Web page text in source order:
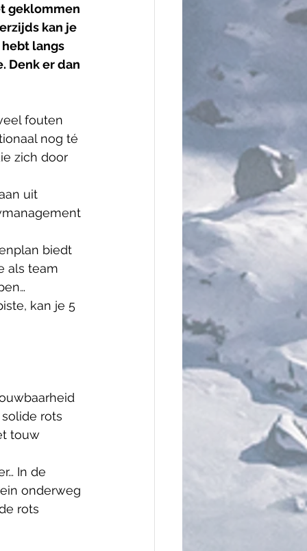
geklommen
kan je
langs
Denk er dan
fouten
nog té
zich door
uit
biedt
als team
kan je 5
rots
touw
In de
onderweg
rots